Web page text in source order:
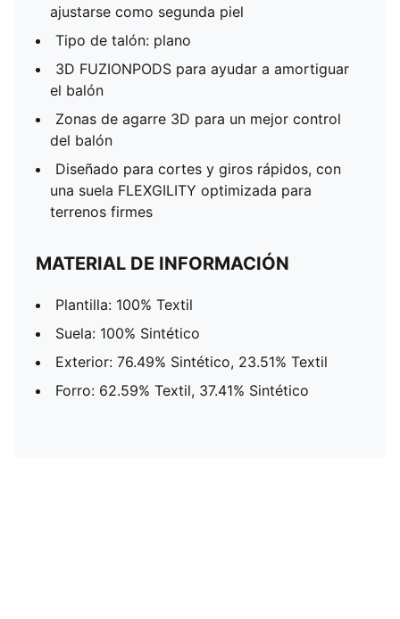
ajustarse como segunda piel
Tipo de talón: plano
3D FUZIONPODS para ayudar a amortiguar
el balón
Zonas de agarre 3D para un mejor control
del balón
Diseñado para cortes y giros rápidos, con
una suela FLEXGILITY optimizada para
terrenos firmes
MATERIAL DE INFORMACIÓN
Plantilla: 100% Textil
Suela: 100% Sintético
Exterior: 76.49% Sintético, 23.51% Textil
Forro: 62.59% Textil, 37.41% Sintético